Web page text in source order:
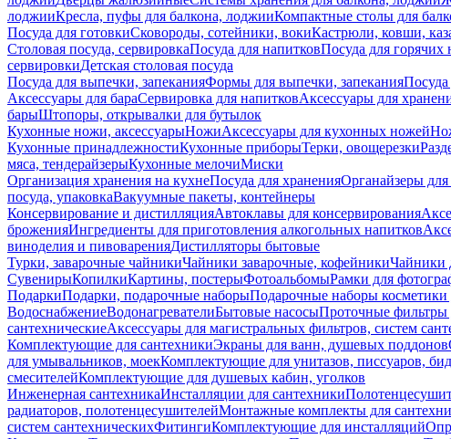
лоджииКресла, пуфы для балкона, лоджииКомпактные столы для
Посуда для готовкиСковороды, сотейники, вокиКастрюли, ковши,
Столовая посуда, сервировкаПосуда для напитковПосуда для горячих
сервировкиДетская столовая посуда
Посуда для выпечки, запеканияФормы для выпечки, запеканияПосуда
Аксессуары для бараСервировка для напитковАксессуары для
барыШтопоры, открывалки для бутылок
Кухонные ножи, аксессуарыНожиАксессуары для кухонных ножей
Кухонные принадлежностиКухонные приборыТерки, овощерезки
мяса, тендерайзерыКухонные мелочиМиски
Организация хранения на кухнеПосуда для храненияОрганайзеры
посуда, упаковкаВакуумные пакеты, контейнеры
Консервирование и дистилляцияАвтоклавы для консервирования
броженияИнгредиенты для приготовления алкогольных напитков
виноделия и пивоваренияДистилляторы бытовые
Турки, заварочные чайникиЧайники заварочные, кофейникиЧайники
СувенирыКопилкиКартины, постерыФотоальбомыРамки для
ПодаркиПодарки, подарочные наборыПодарочные наборы косметики
ВодоснабжениеВодонагревателиБытовые насосыПроточные фильтры
сантехническиеАксессуары для магистральных фильтров, систем
Комплектующие для сантехникиЭкраны для ванн, душевых поддонов
для умывальников, моекКомплектующие для унитазов, писсуаров,
смесителейКомплектующие для душевых кабин, уголков
Инженерная сантехникаИнсталляции для сантехники
радиаторов, полотенцесушителейМонтажные комплекты для
систем сантехническихФитингиКомплектующие для инсталляций